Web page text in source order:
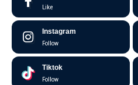
Like
Instagram
Follow
Tiktok
Follow